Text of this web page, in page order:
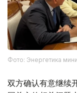
Фото: Энергетика
双方确认有意继续